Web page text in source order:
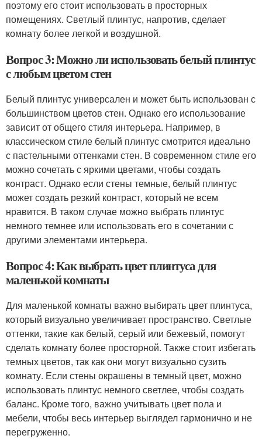
поэтому его стоит использовать в просторных
помещениях. Светлый плинтус, напротив, сделает
комнату более легкой и воздушной.
Вопрос 3: Можно ли использовать белый плинтус
с любым цветом стен
Белый плинтус универсален и может быть использован с
большинством цветов стен. Однако его использование
зависит от общего стиля интерьера. Например, в
классическом стиле белый плинтус смотрится идеально
с пастельными оттенками стен. В современном стиле его
можно сочетать с яркими цветами, чтобы создать
контраст. Однако если стены темные, белый плинтус
может создать резкий контраст, который не всем
нравится. В таком случае можно выбрать плинтус
немного темнее или использовать его в сочетании с
другими элементами интерьера.
Вопрос 4: Как выбрать цвет плинтуса для
маленькой комнаты
Для маленькой комнаты важно выбирать цвет плинтуса,
который визуально увеличивает пространство. Светлые
оттенки, такие как белый, серый или бежевый, помогут
сделать комнату более просторной. Также стоит избегать
темных цветов, так как они могут визуально сузить
комнату. Если стены окрашены в темный цвет, можно
использовать плинтус немного светлее, чтобы создать
баланс. Кроме того, важно учитывать цвет пола и
мебели, чтобы весь интерьер выглядел гармонично и не
перегруженно.